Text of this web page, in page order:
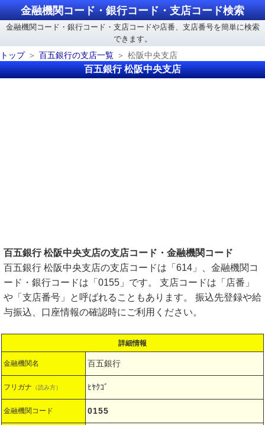
金融機関コード・銀行コード・支店コード検索
金融機関コード・銀行コード・支店コードや店番、支店番号を簡単に検索
できます。
トップ
百五銀行の支店一覧 松阪中央支店
百五銀行 松阪中央支店
百五銀行 松阪中央支店の支店コード・金融機関コード
百五銀行 松阪中央支店の支店コードは「614」、金融機関コ
ード・銀行コードは「0155」です。 支店コードは「店番」
や「支店番号」と呼ばれることもあります。 振込先登録や給
与振込、口座情報の確認時にご利用ください。
詳細情報
金融機関名 百五銀行
フリガナ （読み方） ﾋﾔｸｺﾞ
金融機関コード 0155